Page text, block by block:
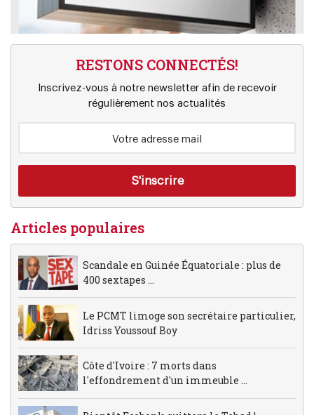
RESTONS CONNECTÉS!
Inscrivez-vous à notre newsletter afin de recevoir
régulièrement nos actualités
Articles populaires
Scandale en Guinée Équatoriale : plus de
400 sextapes ...
Le PCMT limoge son secrétaire particulier,
Idriss Youssouf Boy
Côte d'Ivoire : 7 morts dans
l'effondrement d'un immeuble ...